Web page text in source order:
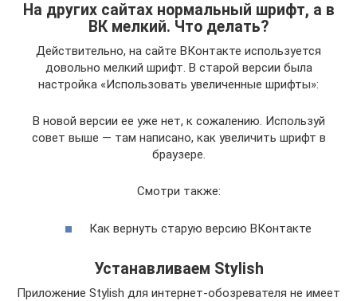
На других сайтах нормальный шрифт, а в
ВК мелкий. Что делать?
Действительно, на сайте ВКонтакте используется
довольно мелкий шрифт. В старой версии была
настройка «Использовать увеличенные шрифты»:
В новой версии ее уже нет, к сожалению. Используй
совет выше — там написано, как увеличить шрифт в
браузере.
Смотри также:
Как вернуть старую версию ВКонтакте
Устанавливаем Stylish
Приложение Stylish для интернет-обозревателя не имеет